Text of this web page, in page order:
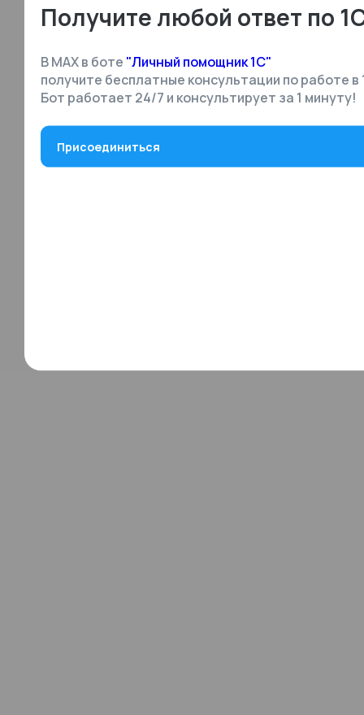
Получите любой ответ по
В MAX в боте "Личный помощник 1С"
получите бесплатные консультации по работе в
Бот работает 24/7 и консультирует за 1 минуту!
Присоединиться